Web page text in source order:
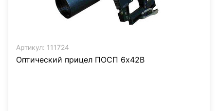
Артикул: 111724
Оптический прицел ПОСП 6х42В